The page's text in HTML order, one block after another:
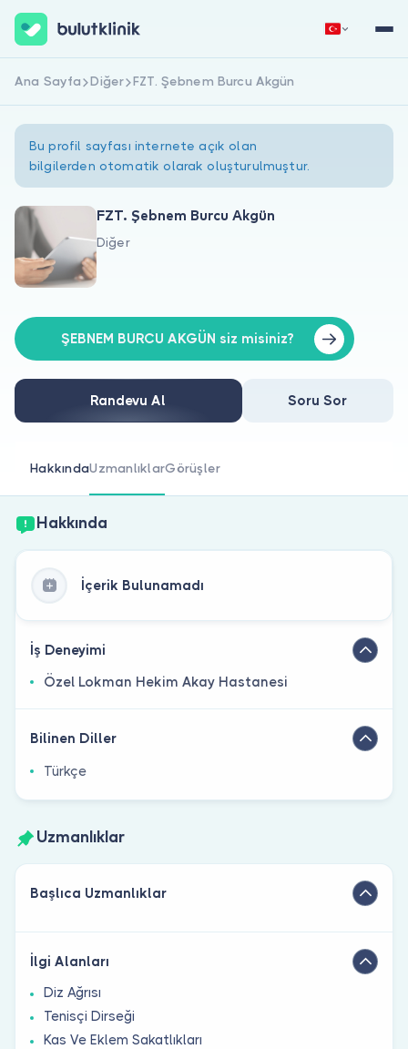
Hakkımızda
Doktorlar için
Doktor musunuz?
Hemen Kaydol Giriş Yap
Ana Sayfa Diğer FZT. Şebnem Burcu Akgün
Bu profil sayfası internete açık olan
bilgilerden otomatik olarak oluşturulmuştur.
FZT. Şebnem Burcu Akgün
Diğer
ŞEBNEM BURCU AKGÜN siz misiniz?
Randevu Al Soru Sor
HakkındaUzmanlıklarGörüşler
Hakkında
İçerik Bulunamadı
İş Deneyimi
Özel Lokman Hekim Akay Hastanesi
Bilinen Diller
Türkçe
Uzmanlıklar
Başlıca Uzmanlıklar
İlgi Alanları
Diz Ağrısı
Tenisçi Dirseği
Kas Ve Eklem Sakatlıkları